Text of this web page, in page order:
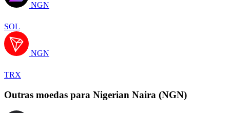
NGN
SOL
NGN
TRX
Outras moedas para Nigerian Naira (NGN)